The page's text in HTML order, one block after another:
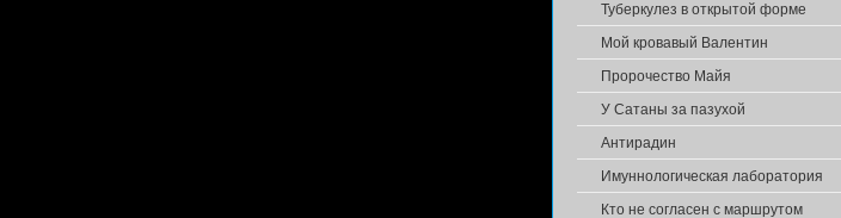
Туберкулез в открытой форме
Мой кровавый Валентин
Пророчество Майя
У Сатаны за пазухой
Антирадин
Имуннологическая лаборатория
Кто не согласен с маршрутом